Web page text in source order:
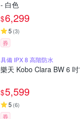
- 白色
$6,299
5 (3)
券
具備 IPX 8 高階防水
樂天 Kobo Clara BW 6
$5,599
5 (6)
券